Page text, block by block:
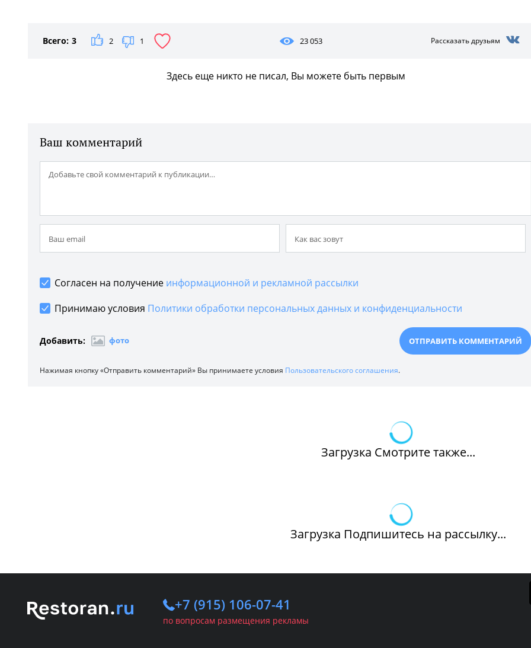
Всего: 3 2 1 23 053 Рассказать друзьям
Здесь еще никто не писал, Вы можете быть первым
Ваш комментарий
Согласен на получение информационной и рекламной рассылки
Принимаю условия Политики обработки персональных данных и конфиденциальности
Добавить: фото
Нажимая кнопку «Отправить комментарий» Вы принимаете условия Пользовательского соглашения.
Загрузка Смотрите также...
Загрузка Подпишитесь на рассылку...
+7 (915) 106-07-41
по вопросам размещения рекламы